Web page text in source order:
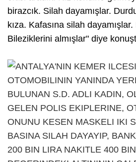
birazcık. Silah dayamışlar.
kıza. Kafasına silah dayamışlar.
Bileziklerini almışlar" diye